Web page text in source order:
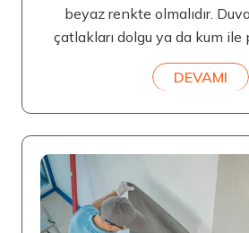
beyaz renkte olmalıdır.
çatlakları dolgu ya da kum ile
DEVAMI